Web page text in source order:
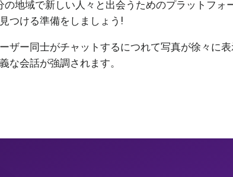
地域で新しい人々と出会うためのプラットフォ
つける準備をしましょう!
ザー同士がチャットするにつれて写真が徐々に表
な会話が強調されます。